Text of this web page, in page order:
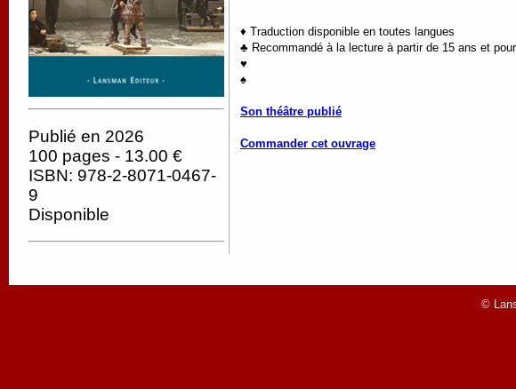
Publié en 2026
100 pages - 13.00 €
ISBN: 978-2-8071-0467-
9
Disponible
♦ Traduction disponible en toutes langues
♣ Recommandé à la lecture à partir de 15 ans et
♥
♠
Son théâtre publié
Commander cet ouvrage
©